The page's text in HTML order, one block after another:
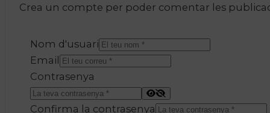
Crea un compte per poder comentar les
Nom d'usuari
Email
Contrasenya
Confirma la contrasenya